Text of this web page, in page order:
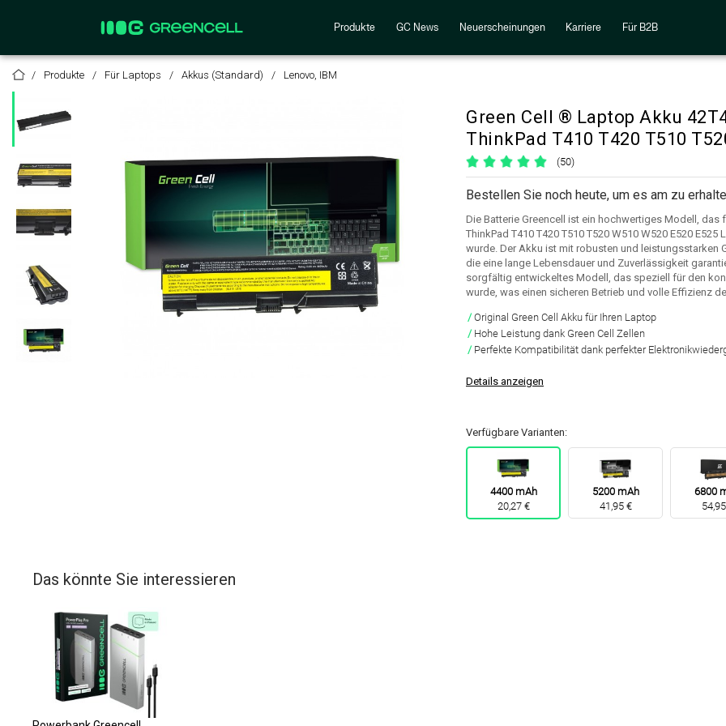
Produkte GC News Neuerscheinungen Karriere Für B2B
Produkte Für Laptops Akkus (Standard) Lenovo, IBM
Green Cell ® Laptop Akku
ThinkPad T410 T420 T510
(50)
Bestellen Sie noch heute, um es am zu
Die Batterie Greencell ist ein hochwertiges Modell, das
ThinkPad T410 T420 T510 T520 W510 W520 E520
wurde. Der Akku ist mit robusten und leistungsstarken
die eine lange Lebensdauer und Zuverlässigkeit
sorgfältig entwickeltes Modell, das speziell für den
wurde, was einen sicheren Betrieb und volle Effizienz
Original Green Cell Akku für Ihren Laptop
Hohe Leistung dank Green Cell Zellen
Perfekte Kompatibilität dank perfekter
Details anzeigen
Verfügbare Varianten:
4400 mAh
20,27 €
5200 mAh
41,95 €
6800
Das könnte Sie interessieren